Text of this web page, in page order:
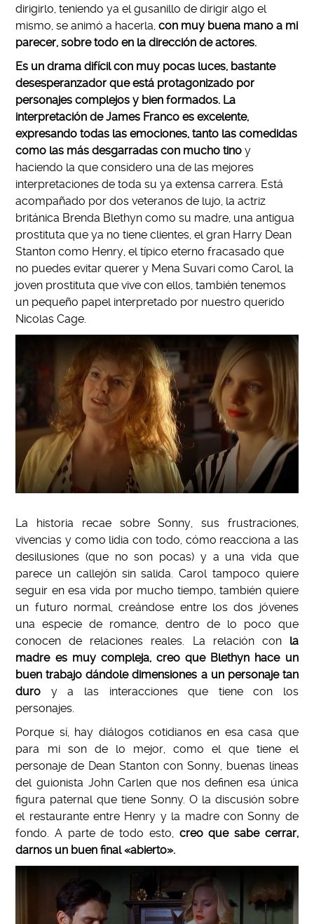
dirigirlo, teniendo ya el gusanillo de dirigir algo el
mismo, se animó a hacerla,con muy buena mano a mi
parecer, sobre todo en la dirección de actores.
Es un drama difícil con muy pocas luces, bastante
desesperanzador que está protagonizado por
personajes complejos y bien formados. La
interpretación de James Franco es excelente,
expresando todas las emociones, tanto las comedidas
como las más desgarradas con mucho tino y
haciendo la que considero una de las mejores
interpretaciones de toda su ya extensa carrera. Está
acompañado por dos veteranos de lujo, la actriz
británica Brenda Blethyn como su madre, una antigua
prostituta que ya no tiene clientes, el gran Harry Dean
Stanton como Henry, el típico eterno fracasado que
no puedes evitar querer y Mena Suvari como Carol, la
joven prostituta que vive con ellos, también tenemos
un pequeño papel interpretado por nuestro querido
Nicolas Cage.
La historia recae sobre Sonny, sus frustraciones,
vivencias y como lidia con todo, cómo reacciona a las
desilusiones (que no son pocas) y a una vida que
parece un callejón sin salida. Carol tampoco quiere
seguir en esa vida por mucho tiempo, también quiere
un futuro normal, creándose entre los dos jóvenes
una especie de romance, dentro de lo poco que
conocen de relaciones reales. La relación con la
madre es muy compleja, creo que Blethyn hace un
buen trabajo dándole dimensiones a un personaje tan
duro y a las interacciones que tiene con los
personajes.
Porque sí, hay diálogos cotidianos en esa casa que
para mi son de lo mejor, como el que tiene el
personaje de Dean Stanton con Sonny, buenas líneas
del guionista John Carlen que nos definen esa única
figura paternal que tiene Sonny. O la discusión sobre
el restaurante entre Henry y la madre con Sonny de
fondo. A parte de todo esto, creo que sabe cerrar,
darnos un buen final «abierto».